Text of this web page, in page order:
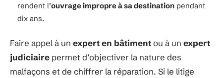
rendent l’ouvrage impropre à sa destination pendant
dix ans.
Faire appel à un expert en bâtimentou à un expert
judiciaire permet d’objectiver la nature des
malfaçons et de chiffrer la réparation. Si le litige